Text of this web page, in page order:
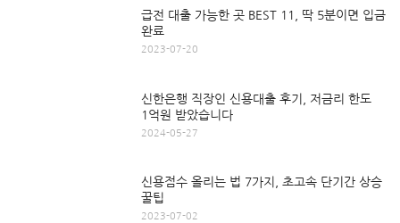
급전 대출 가능한 곳 BEST 11, 딱 5분이면 입금
완료
2023-07-20
신한은행 직장인 신용대출 후기, 저금리 한도
1억원 받았습니다
2024-05-27
신용점수 올리는 법 7가지, 초고속 단기간 상승
꿀팁
2023-07-02